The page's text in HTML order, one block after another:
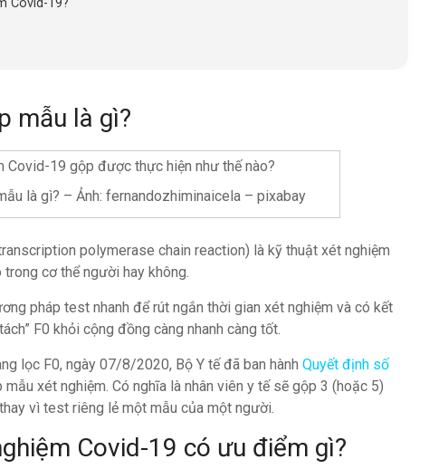
Covid-19?
mẫu là gì?
là gì? – Ảnh: fernandozhiminaicela – pixabay
polymerase chain reaction) là kỹ thuật xét nghiệm
cơ thể người hay không.
pháp test nhanh để rút ngắn thời gian xét nghiệm và có kết
F0 khỏi cộng đồng càng nhanh càng tốt.
lọc F0, ngày 07/8/2020, Bộ Y tế đã ban hành Quyết định số
xét nghiệm. Có nghĩa là nhân viên y tế sẽ gộp 3 (hoặc 5)
vì test riêng lẻ một mẫu của một người.
Covid-19 có ưu điểm gì?